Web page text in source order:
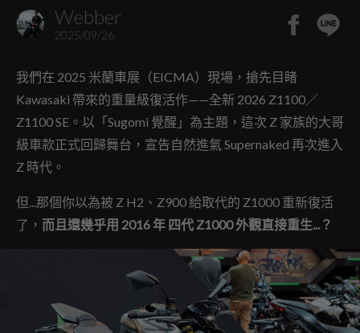
Webber
2025/09/26
我們在 2025 米蘭車展（EICMA）現場，搶先目睹
Kawasaki 帶來的重量級復活作——全新 2026 Z1100／
Z1100 SE。以「Sugomi 覺醒」為主題，這次 Z 家族的大哥
級車款正式回歸舞台，宣告自然進氣 Supernaked 再次進入
Z 時代。
但...那個你以為被 Z H2、Z900 給取代的 Z1000 重新復活
了， 而且還幾乎用 2016 年 四代 Z1000 外觀直接重生...？